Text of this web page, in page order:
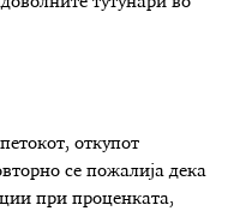
откупот
се пожалија дека
при проценката,